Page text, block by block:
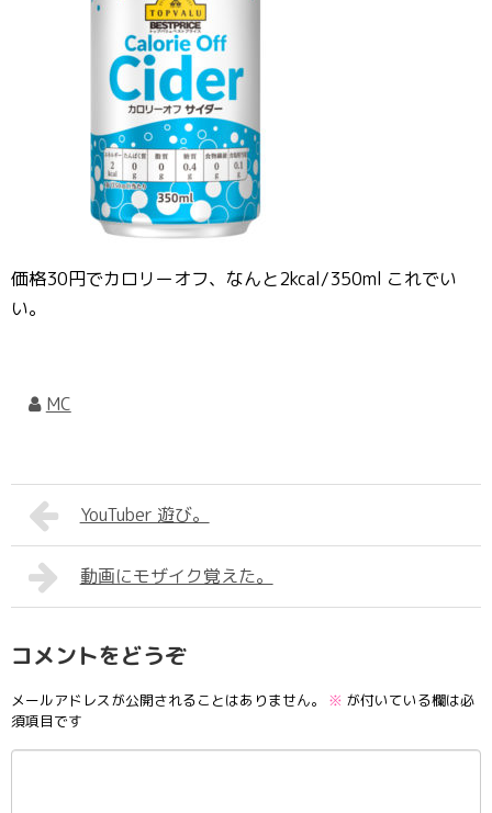
価格30円でカロリーオフ、なんと2kcal/350ml これでい
い。
MC
YouTuber 遊び。
動画にモザイク覚えた。
コメントをどうぞ
メールアドレスが公開されることはありません。 ※ が付いている欄は必
須項目です